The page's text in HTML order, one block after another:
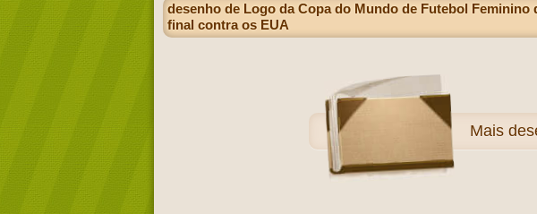
desenho de Logo da Copa do Mundo de Futebol
final contra os EUA
Mais